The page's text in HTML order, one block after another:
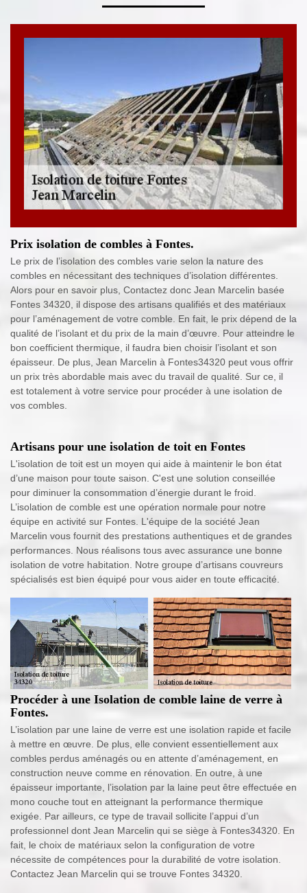
Prix isolation de combles à Fontes.
Le prix de l’isolation des combles varie selon la nature des
combles en nécessitant des techniques d’isolation différentes.
Alors pour en savoir plus, Contactez donc Jean Marcelin basée
Fontes 34320, il dispose des artisans qualifiés et des matériaux
pour l’aménagement de votre comble. En fait, le prix dépend de la
qualité de l’isolant et du prix de la main d’œuvre. Pour atteindre le
bon coefficient thermique, il faudra bien choisir l’isolant et son
épaisseur. De plus, Jean Marcelin à Fontes34320 peut vous offrir
un prix très abordable mais avec du travail de qualité. Sur ce, il
est totalement à votre service pour procéder à une isolation de
vos combles.
Artisans pour une isolation de toit en Fontes
L'isolation de toit est un moyen qui aide à maintenir le bon état
d’une maison pour toute saison. C'est une solution conseillée
pour diminuer la consommation d’énergie durant le froid.
L’isolation de comble est une opération normale pour notre
équipe en activité sur Fontes. L'équipe de la société Jean
Marcelin vous fournit des prestations authentiques et de grandes
performances. Nous réalisons tous avec assurance une bonne
isolation de votre habitation. Notre groupe d’artisans couvreurs
spécialisés est bien équipé pour vous aider en toute efficacité.
Procéder à une Isolation de comble laine de verre à
Fontes.
L’isolation par une laine de verre est une isolation rapide et facile
à mettre en œuvre. De plus, elle convient essentiellement aux
combles perdus aménagés ou en attente d’aménagement, en
construction neuve comme en rénovation. En outre, à une
épaisseur importante, l’isolation par la laine peut être effectuée en
mono couche tout en atteignant la performance thermique
exigée. Par ailleurs, ce type de travail sollicite l’appui d’un
professionnel dont Jean Marcelin qui se siège à Fontes34320. En
fait, le choix de matériaux selon la configuration de votre
nécessite de compétences pour la durabilité de votre isolation.
Contactez Jean Marcelin qui se trouve Fontes 34320.